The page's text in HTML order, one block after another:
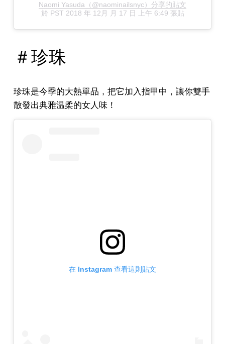
Naomi Yasuda（@naominailsnyc）分享的貼文
於 PST 2018 年 12月 月 17 日 上午 6:49 張貼
＃珍珠
珍珠是今季的大熱單品，把它加入指甲中，讓你雙手
散發出典雅温柔的女人味！
在 Instagram 查看這則貼文